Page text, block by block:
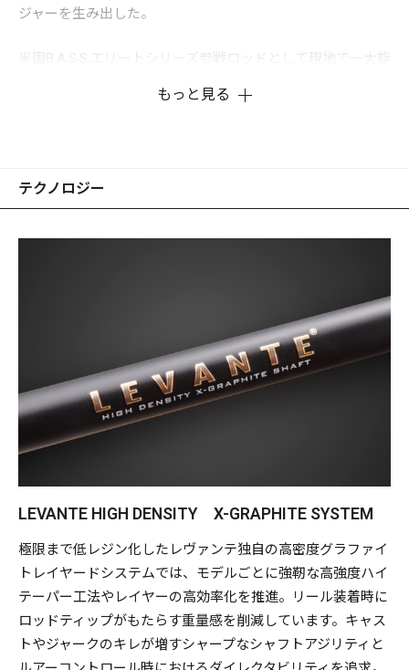
ジャーを生み出した。
米国B.A.S.S.エリートシリーズ参戦ロッドとして現地で一大旋
LEVANTE（レヴァンテ）USA PRO MODELで確立したコンペ
長年に渡る過酷なUSツアーの歴戦からフィードバックしたハ
イ・バランシングメソッドや、メガバスブランクスならでは
の極限まで贅肉をそぎ落として高い強度を発揮する高効率レ
イヤー工法に加え、さらなる超低レジン化に踏み込んだ「高
密度X-グラファイト」システムは、オロチX10やデストロイ
ヤーに迫る、アングラーがルアーと直結しているかのような
リール装着時の操作中にもたらす、ロッドブランクスの重量
感を希薄化してルアーの存在感を明確に浮かび上がらせる独
自のバランシングは、アングラーとルアーをリニアに繋ぐ
「ダイレクタビリティ」に貢献。長期間に及ぶ競技参戦に向
けて、リールシートをはじめ、グリッピングパーツ、ハンド
ルフォームなど、各モデルが推進するメソッドに徹底フィッ
もっと見る
テクノロジー
LEVANTE HIGH DENSITY X-GRAPHITE SYSTEM
極限まで低レジン化したレヴァンテ独自の高密度グラファイ
トレイヤードシステムでは、モデルごとに強靭な高強度ハイ
テーパー工法やレイヤーの高効率化を推進。リール装着時に
ロッドティップがもたらす重量感を削減しています。キャス
トやジャークのキレが増すシャープなシャフトアジリティと